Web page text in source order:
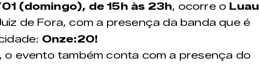
(domingo), de 15h às 23h, ocorre o Luau
de Fora, com a presença da banda que é
Onze:20!
o evento também conta com a presença do